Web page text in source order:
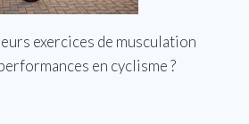
exercices de musculation
en cyclisme ?